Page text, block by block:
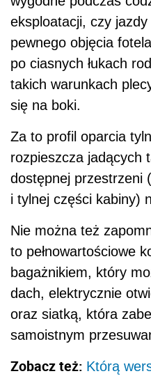
eksploatacji, czy
pewnego objęcia
po ciasnych łukach
takich warunkach
się na boki.
Za to profil oparcia
rozpieszcza jadących
dostępnej przestrzeni
i tylnej części kabiny)
Nie można też
to pełnowartościowe
bagażnikiem, który
dach, elektrycznie
oraz siatką, która
samoistnym
Zobacz też: Którą